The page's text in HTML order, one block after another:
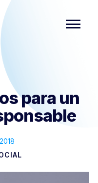
para un